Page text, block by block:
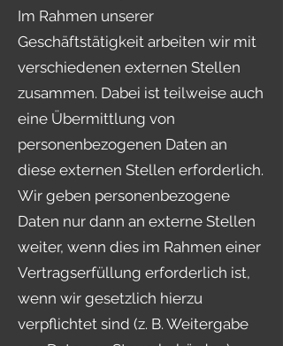
Im Rahmen unserer
Geschäftstätigkeit arbeiten wir mit
verschiedenen externen Stellen
zusammen. Dabei ist teilweise auch
eine Übermittlung von
personenbezogenen Daten an
diese externen Stellen erforderlich.
Wir geben personenbezogene
Daten nur dann an externe Stellen
weiter, wenn dies im Rahmen einer
Vertragserfüllung erforderlich ist,
wenn wir gesetzlich hierzu
verpflichtet sind (z. B. Weitergabe